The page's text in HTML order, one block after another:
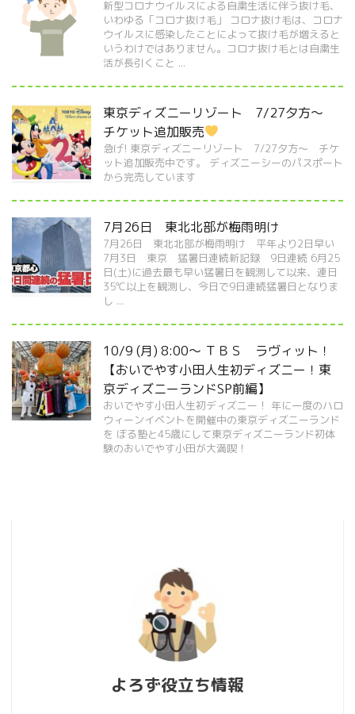
新型コロナウイルスによる自粛生活に伴う抜け毛、
いわゆる「コロナ抜け毛」 コロナ抜け毛は、コロナ
ウイルスに感染したことによって抜け毛が増えると
いうわけではありません。コロナ抜け毛とは自粛生
活が長引くこと ...
東京ディズニーリゾート 7/27夕方～
チケット追加販売
急げ! 東京ディズニーリゾート 7/27夕方～ チケ
ット追加販売中です。 ディズニーシーのパスポート
から完売しています
7月26日 東北北部が梅雨明け
7月26日 東北北部が梅雨明け 平年より2日早い
7月3日 東京 猛暑日連続新記録 9日連続 6月25
日(土)に過去最も早い猛暑日を観測して以来、連日
35℃以上を観測し、今日で9日連続猛暑日となりま
し ...
10/9 (月) 8:00～ ＴＢＳ ラヴィット！
【おいでやす小田人生初ディズニー！東
京ディズニーランドSP前編】
おいでやす小田人生初ディズニー！ 年に一度のハロ
ウィーンイベントを開催中の東京ディズニーランド
を ぼる塾と45歳にして東京ディズニーランド初体
験のおいでやす小田が大満喫！
よろず役立ち情報